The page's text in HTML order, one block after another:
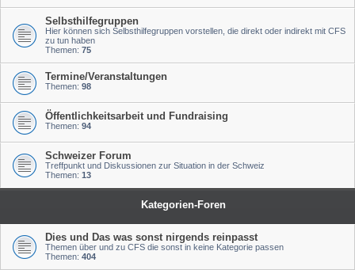
Selbsthilfegruppen
Hier können sich Selbsthilfegruppen vorstellen, die direkt oder indirekt mit CFS
zu tun haben
Themen: 75
Termine/Veranstaltungen
Themen: 98
Öffentlichkeitsarbeit und Fundraising
Themen: 94
Schweizer Forum
Treffpunkt und Diskussionen zur Situation in der Schweiz
Themen: 13
Kategorien-Foren
Dies und Das was sonst nirgends reinpasst
Themen über und zu CFS die sonst in keine Kategorie passen
Themen: 404